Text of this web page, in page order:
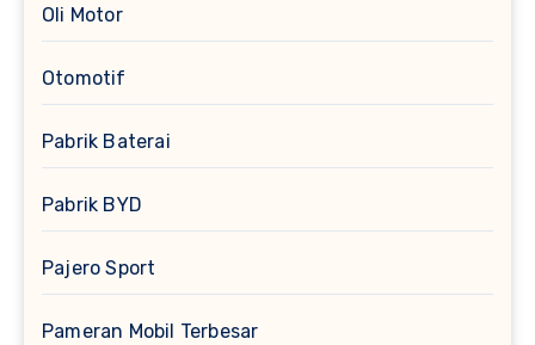
Oli Motor
Otomotif
Pabrik Baterai
Pabrik BYD
Pajero Sport
Pameran Mobil Terbesar